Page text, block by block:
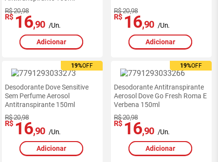
R$ 20,98
R$ 16,90 /Un.
Adicionar
R$ 20,98
R$ 16,90 /Un.
Adicionar
19%OFF
19%OFF
Desodorante Dove Sensitive
Sem Perfume Aerosol
Antitranspirante 150ml
R$ 20,98
R$ 16,90 /Un.
Adicionar
19%OFF
19%OFF
Desodorante Antitranspirante
Aerosol Dove Go Fresh Roma E
Verbena 150ml
R$ 20,98
R$ 16,90 /Un.
Adicionar